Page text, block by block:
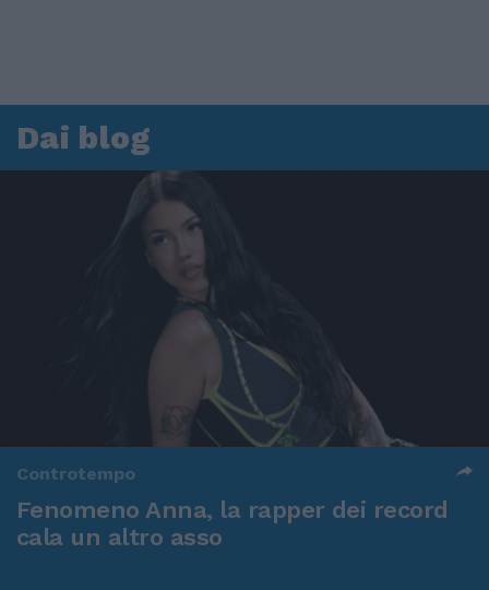
Dai blog
Controtempo
Fenomeno Anna, la rapper dei record
cala un altro asso